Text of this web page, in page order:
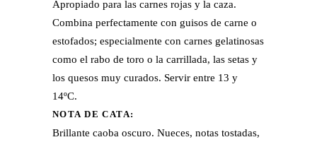
Apropiado para las carnes rojas y la caza.
Combina perfectamente con guisos de carne o
estofados; especialmente con carnes gelatinosas
como el rabo de toro o la carrillada, las setas y
los quesos muy curados. Servir entre 13 y
14ºC.
NOTA DE CATA:
Brillante caoba oscuro. Nueces, notas tostadas,